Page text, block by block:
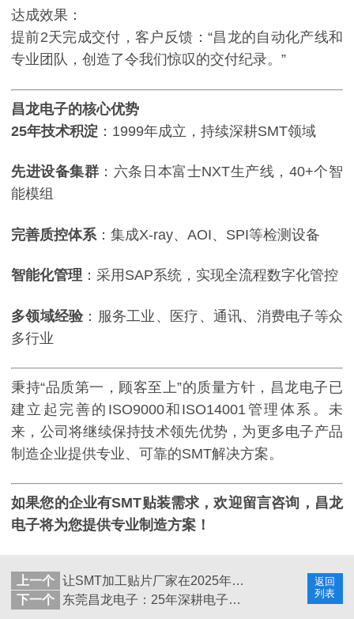
达成效果：
提前2天完成交付，客户反馈：“昌龙的自动化产线和
专业团队，创造了令我们惊叹的交付纪录。”
昌龙电子的核心优势
25年技术积淀 ：1999年成立，持续深耕SMT领域
先进设备集群 ：六条日本富士NXT生产线，40+个智
能模组
完善质控体系 ：集成X-ray、AOI、SPI等检测设备
智能化管理 ：采用SAP系统，实现全流程数字化管控
多领域经验：服务工业、医疗、通讯、消费电子等众
多行业
秉持“品质第一，顾客至上”的质量方针，昌龙电子已
建立起完善的ISO9000和ISO14001管理体系。未
来，公司将继续保持技术领先优势，为更多电子产品
制造企业提供专业、可靠的SMT解决方案。
如果您的企业有SMT贴装需求，欢迎留言咨询，昌龙
电子将为您提供专业制造方案！
返回
列表
上一个
让SMT加工贴片厂家在2025年通过1688平台实现爆单
下一个
东莞昌龙电子：25年深耕电子制造，三大标杆案例诠释EMS领军实力